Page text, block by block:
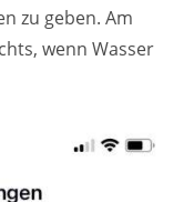
zu geben. Am
wenn Wasser